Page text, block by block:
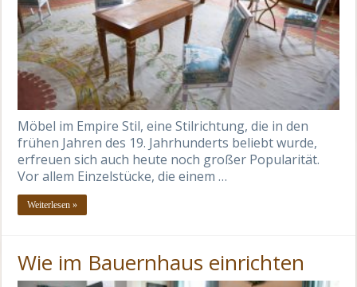
Möbel im Empire Stil, eine Stilrichtung, die in den
frühen Jahren des 19. Jahrhunderts beliebt wurde,
erfreuen sich auch heute noch großer Popularität.
Vor allem Einzelstücke, die einem …
Weiterlesen »
Wie im Bauernhaus einrichten